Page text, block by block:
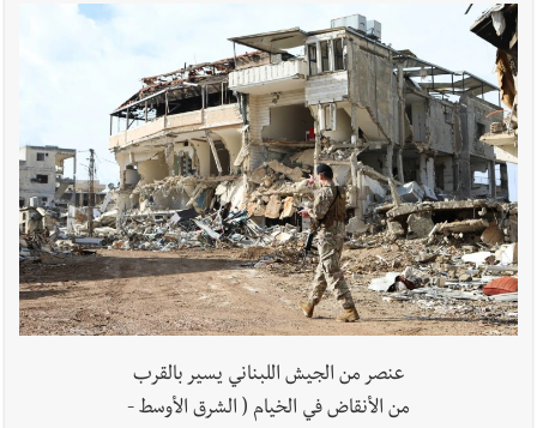
أخبار صيدا
بلدية صيدا ومؤسسة الحريري تعقدان الاجتماع
التشاوري الأول للمرصد الحضري
أخبار صيدا
بالصور : بلدية صيدا تستقبل السيد محمد زيدان:
استعراض شامل لمشاريع وتأكيدٌ على حماية القيمة التراثية للمدينة
القديمة
أخبار لبنان خرق إسرائيلي في زوطر الغربية وساتر ترابي قبالة آخر
نقطة للجيش اللبناني
تقسيط المفعول الرجعي
عنصر من الجيش اللبناني يسير بالقرب
من الأنقاض في الخيام ( الشرق الأوسط -